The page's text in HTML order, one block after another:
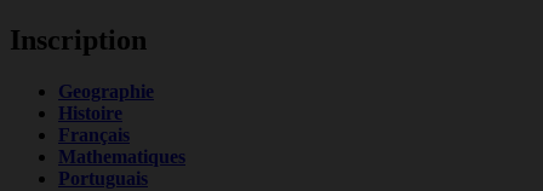
Inscription
Geographie
Histoire
Français
Mathematiques
Portuguais